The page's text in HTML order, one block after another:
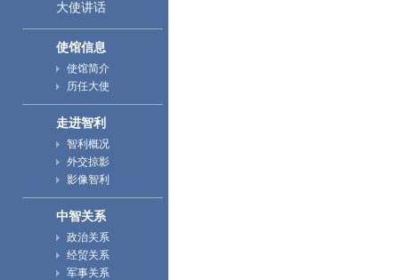
大使讲话
使馆信息
使馆简介
历任大使
走进智利
智利概况
外交掠影
影像智利
中智关系
政治关系
经贸关系
军事关系